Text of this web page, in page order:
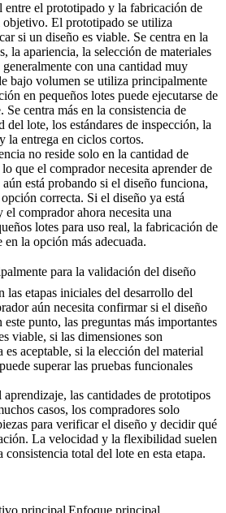
entre el prototipado y la fabricación de
objetivo. El prototipado se utiliza
si un diseño es viable. Se centra en la
la apariencia, la selección de materiales
con una cantidad muy
bajo volumen se utiliza principalmente
en pequeños lotes puede ejecutarse de
Se centra más en la consistencia de
del lote, los estándares de inspección, la
la entrega en ciclos cortos.
no reside solo en la cantidad de
que el comprador necesita aprender de
está probando si el diseño funciona,
correcta. Si el diseño ya está
comprador ahora necesita una
lotes para uso real, la fabricación de
la opción más adecuada.
para la validación del diseño
las etapas iniciales del desarrollo del
aún necesita confirmar si el diseño
punto, las preguntas más importantes
viable, si las dimensiones son
es aceptable, si la elección del material
superar las pruebas funcionales
las cantidades de prototipos
casos, los compradores solo
para verificar el diseño y decidir qué
La velocidad y la flexibilidad suelen
consistencia total del lote en esta etapa.